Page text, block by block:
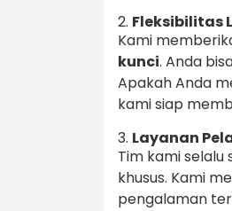
2. Fleksibilitas
Kami
kunci. Anda
Apakah Anda
kami siap
3. Layanan
Tim kami
khusus. Kami
pengalaman